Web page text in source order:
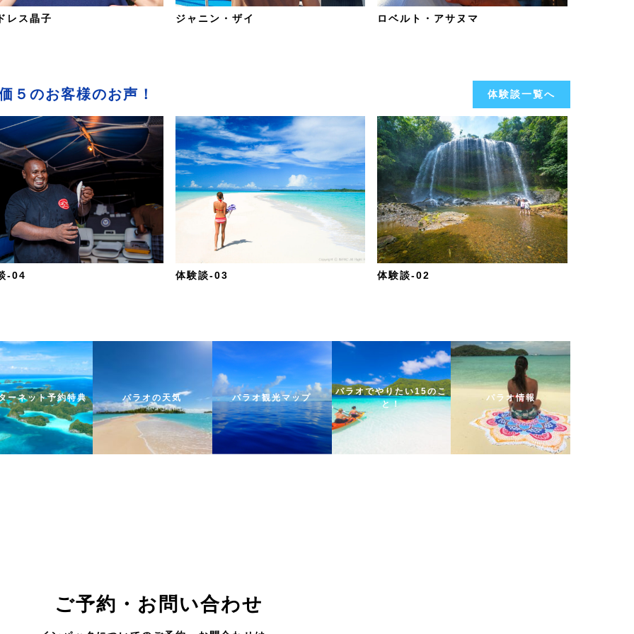
レス晶子 ジャニン・ザイ ロベルト・アサヌマ
５のお客様のお声！ 体験談一覧へ
-04 体験談-03 体験談-02
ーネット予約特典 パラオの天気 パラオ観光マップ
パラオでやりたい15のこ
と！
パラオ情報
ご予約・お問い合わせ